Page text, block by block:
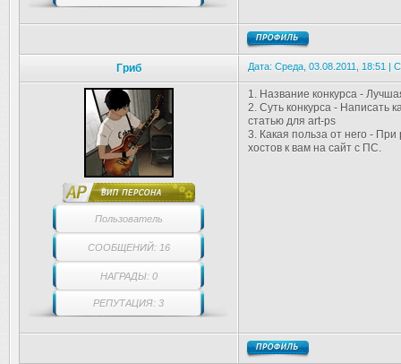
Гриб Дата: Среда, 03.08.2011, 18:51 |
Пользователь
СООБЩЕНИЙ: 16
НАГРАДЫ: 0
РЕПУТАЦИЯ: 3
1. Название конкурса -
2. Суть конкурса - Написать
статью для art-ps
3. Какая польза от него -
хостов к вам на сайт с ПС.